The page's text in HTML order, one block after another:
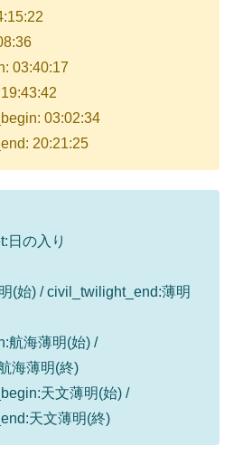
03:40:17
03:02:34
20:21:25
日の入り
(始) / civil_twilight_end:薄明
航海薄明(始) /
海薄明(終)
天文薄明(始) /
天文薄明(終)